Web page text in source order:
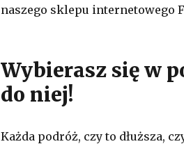
naszego sklepu internetowego
Wybierasz się w
do niej!
Każda podróż, czy to dłuższa,